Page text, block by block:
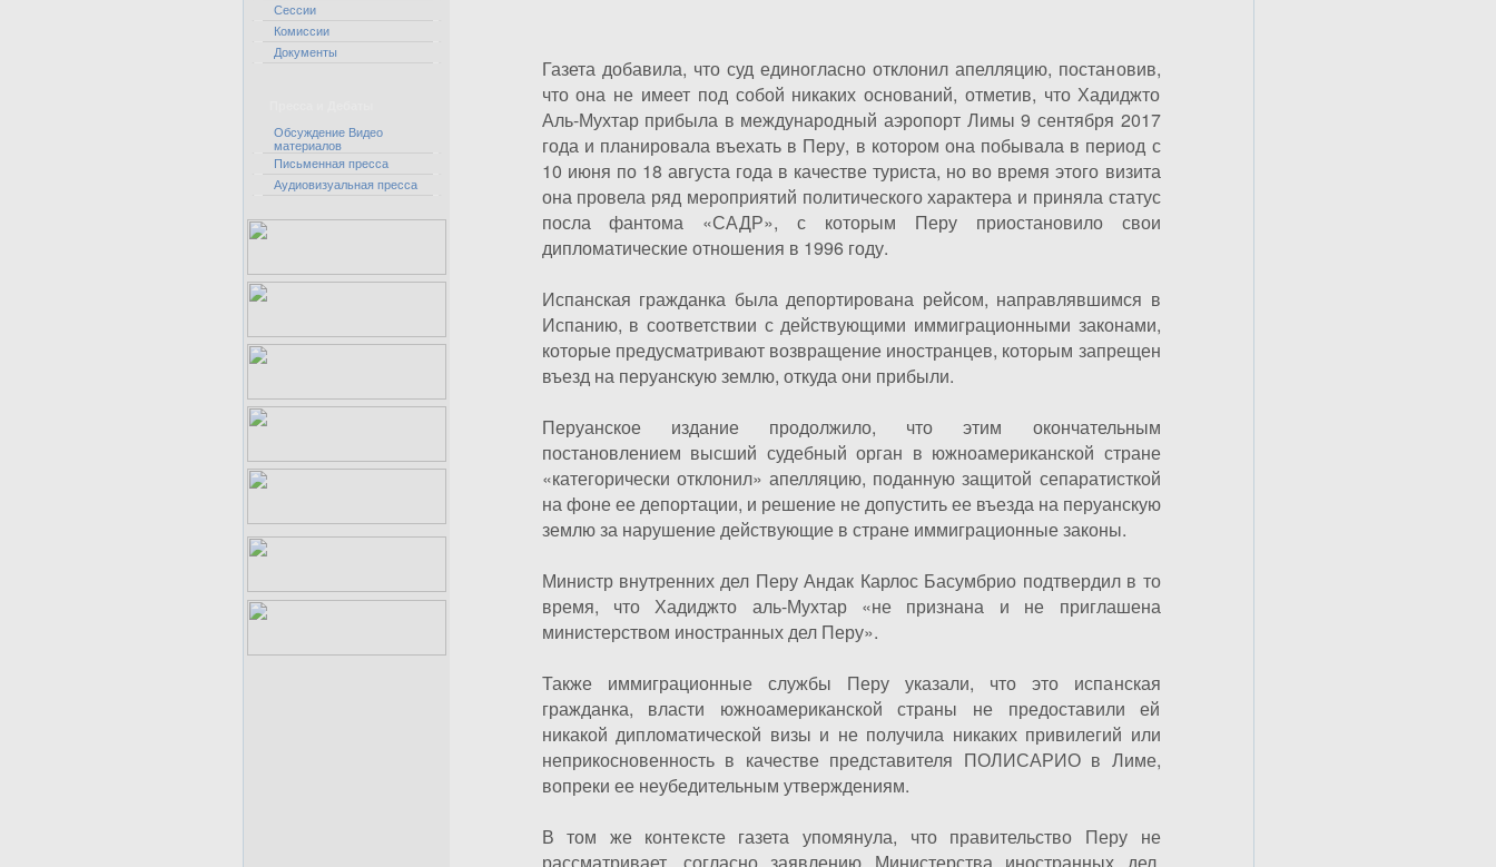
Сессии
Комиссии
Документы
Обсуждение Видео
материалов
Письменная пресса
Аудиовизуальная пресса
Газета добавила, что суд единогласно отклонил апелляцию, постановив,
что она не имеет под собой никаких оснований, отметив, что Хадиджто
Аль-Мухтар прибыла в международный аэропорт Лимы 9 сентября 2017
года и планировала въехать в Перу, в котором она побывала в период с
10 июня по 18 августа года в качестве туриста, но во время этого визита
она провела ряд мероприятий политического характера и приняла статус
посла фантома «САДР», с которым Перу приостановило свои
дипломатические отношения в 1996 году.
Испанская гражданка была депортирована рейсом, направлявшимся в
Испанию, в соответствии с действующими иммиграционными законами,
которые предусматривают возвращение иностранцев, которым запрещен
въезд на перуанскую землю, откуда они прибыли.
Перуанское издание продолжило, что этим окончательным
постановлением высший судебный орган в южноамериканской стране
«категорически отклонил» апелляцию, поданную защитой сепаратисткой
на фоне ее депортации, и решение не допустить ее въезда на перуанскую
землю за нарушение действующие в стране иммиграционные законы.
Министр внутренних дел Перу Андак Карлос Басумбрио подтвердил в то
время, что Хадиджто аль-Мухтар «не признана и не приглашена
министерством иностранных дел Перу».
Также иммиграционные службы Перу указали, что это испанская
гражданка, власти южноамериканской страны не предоставили ей
никакой дипломатической визы и не получила никаких привилегий или
неприкосновенность в качестве представителя ПОЛИСАРИО в Лиме,
вопреки ее неубедительным утверждениям.
В том же контексте газета упомянула, что правительство Перу не